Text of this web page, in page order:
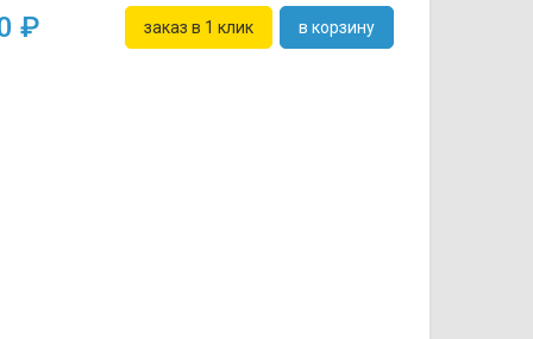
заказ в 1 клик в корзину